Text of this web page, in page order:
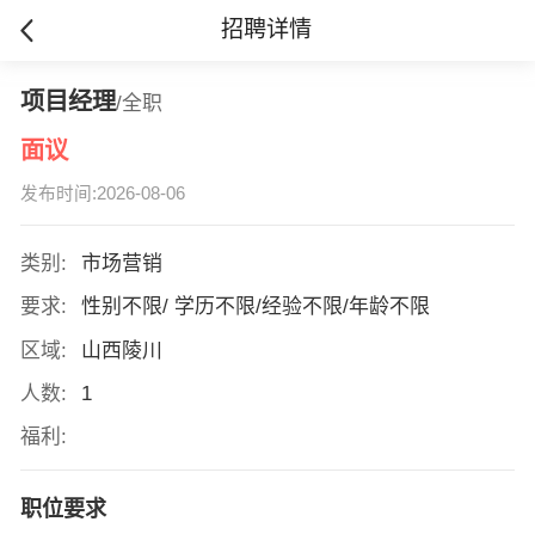
招聘详情
项目经理/全职
面议
发布时间:2026-08-06
类别:
市场营销
要求:
性别不限/ 学历不限/经验不限/年龄不限
区域:
山西陵川
人数:
1
福利:
职位要求